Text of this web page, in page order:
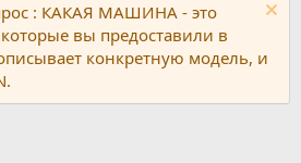
: КАКАЯ МАШИНА - это
вы предоставили в
конкретную модель, и